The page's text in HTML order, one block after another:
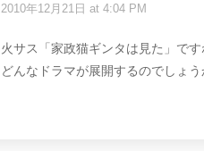
says:
2010年12月21日 at 4:04 PM
火サス「家政猫ギンタは見た」です
どんなドラマが展開するのでしょう